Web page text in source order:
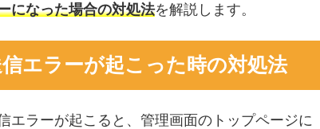
になった場合の対処法を解説します。
エラーが起こった時の対処法
エラーが起こると、管理画面のトップページに